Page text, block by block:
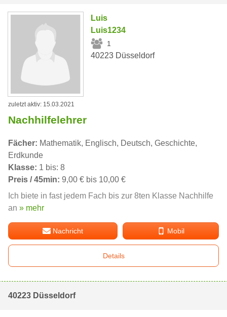
Luis
Luis1234
1
40223 Düsseldorf
zuletzt aktiv: 15.03.2021
Nachhilfelehrer
Fächer: Mathematik, Englisch, Deutsch, Geschichte,
Erdkunde
Klasse: 1 bis: 8
Preis / 45min: 9,00 € bis 10,00 €
Ich biete in fast jedem Fach bis zur 8ten Klasse Nachhilfe
an » mehr
Nachricht Mobil
Details
40223 Düsseldorf